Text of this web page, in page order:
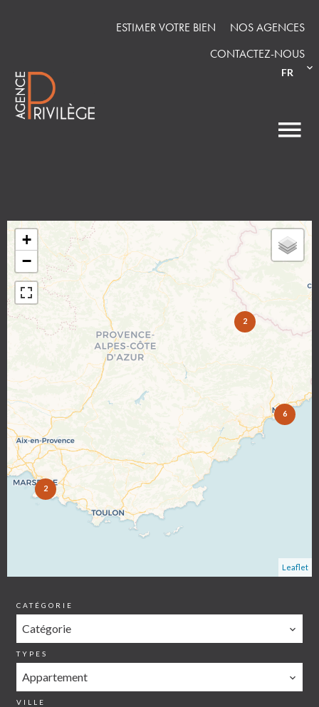
ESTIMER VOTRE BIEN
NOS AGENCES
CONTACTEZ-NOUS
FR
2
2
6
+
−
Leaflet
CATÉGORIE
Catégorie
TYPES
Appartement
VILLE